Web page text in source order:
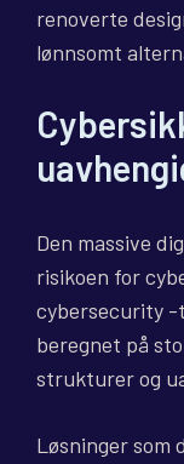
renoverte
lønnsomt
Den massive
risikoen for
cybersecurity -
beregnet på
strukturer og
Løsninger som